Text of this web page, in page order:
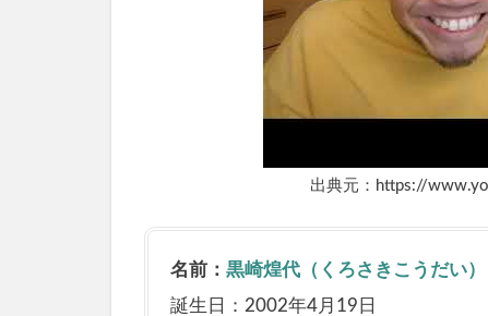
出典元：https://
名前： 黒崎煌代（くろさきこうだい）
誕生日：2002年4月19日